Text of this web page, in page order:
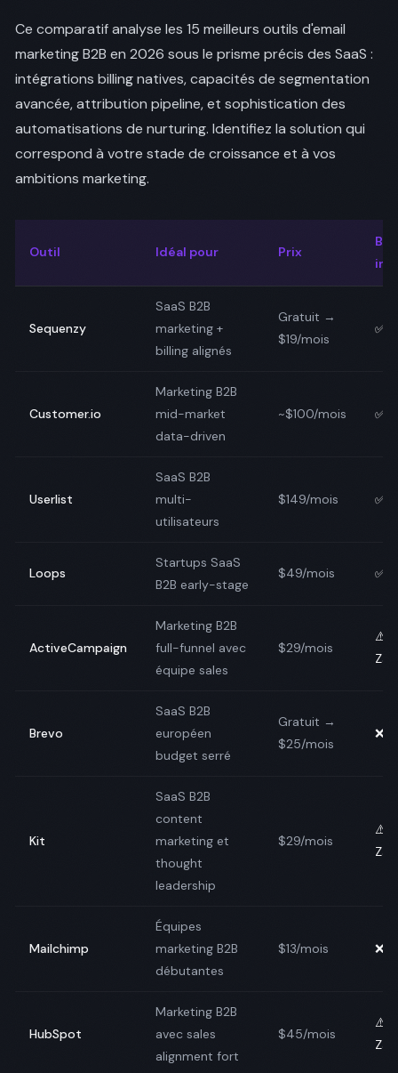
Ce comparatif analyse les 15 meilleurs outils d'email
marketing B2B en 2026 sous le prisme précis des SaaS :
intégrations billing natives, capacités de segmentation
avancée, attribution pipeline, et sophistication des
automatisations de nurturing. Identifiez la solution qui
correspond à votre stade de croissance et à vos
ambitions marketing.
Outil Idéal pour Prix
Sequenzy
SaaS B2B
marketing +
billing alignés
Gratuit →
$19/mois
✅
Customer.io
Marketing B2B
mid-market
data-driven
~$100/mois ✅
Userlist
SaaS B2B
multi-
utilisateurs
$149/mois ✅
Loops
Startups SaaS
B2B early-stage
$49/mois ✅
ActiveCampaign
Marketing B2B
full-funnel avec
équipe sales
$29/mois
⚠️
Brevo
SaaS B2B
européen
budget serré
Gratuit →
$25/mois
❌
Kit
SaaS B2B
content
marketing et
thought
leadership
$29/mois
⚠️
Mailchimp
Équipes
marketing B2B
débutantes
$13/mois ❌
HubSpot
Marketing B2B
avec sales
alignment fort
$45/mois
⚠️